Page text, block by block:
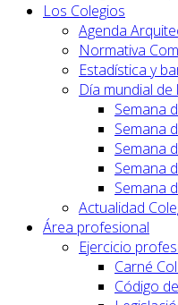
Los Colegios
Agenda
Normativa
Estadística y
Día mundial
Semana
Semana
Semana
Semana
Semana
Actualidad
Área profesional
Ejercicio
Carné
Código